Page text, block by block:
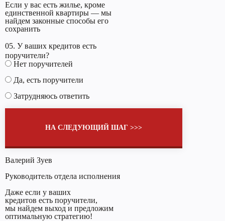
Если у вас есть жилье, кроме
единственной квартиры — мы
найдем законные способы его
сохранить
05. У ваших кредитов есть
поручители?
Нет поручителей
Да, есть поручители
Затрудняюсь ответить
НА СЛЕДУЮЩИЙ ШАГ >>>
Валерий Зуев
Руководитель отдела исполнения
Даже если у ваших
кредитов есть поручители,
мы найдем выход и предложим
оптимальную стратегию!